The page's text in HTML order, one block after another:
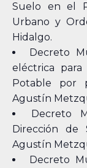
Suelo en el
Urbano y
Hidalgo.
Decreto
eléctrica
Potable por
Agustín
Decreto
Dirección de
Agustín
Decreto